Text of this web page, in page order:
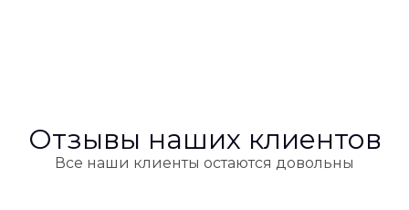
Отзывы наших клиентов
Все наши клиенты остаются довольны